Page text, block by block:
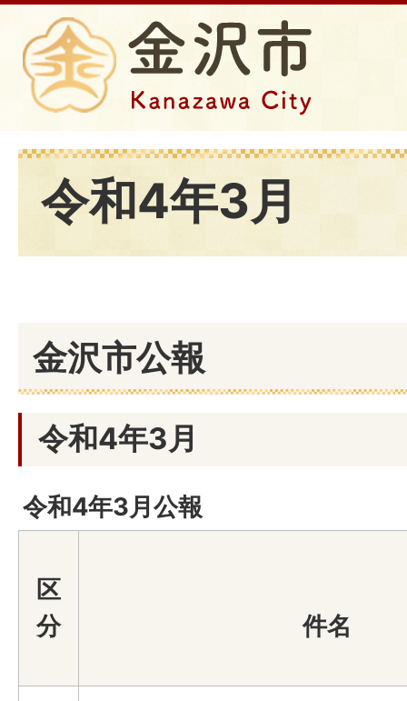
令和4年3月
金沢市公報
令和4年3月
令和4年3月公報
区
分
件名